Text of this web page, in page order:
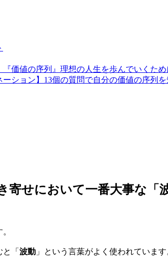
『価値の序列』理想の人生を歩んでいくた
ーション】13個の質問で自分の価値の序列を
寄せにおいて一番大事な「
「 波動 」という言葉がよく使われています